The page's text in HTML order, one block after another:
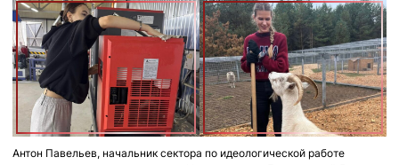
Антон Павельев, начальник сектора по идеологической работе